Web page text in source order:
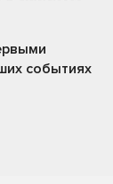
событиях